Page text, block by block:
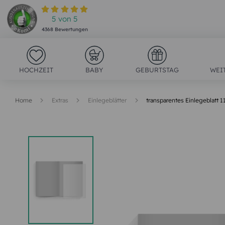
5 von 5
4368Bewertungen
HOCHZEIT BABY GEBURTSTAG
Home Extras Einlegeblätter transparentes Einlegeblatt